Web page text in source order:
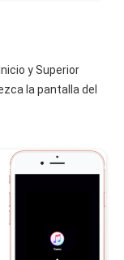
y Superior
la pantalla del